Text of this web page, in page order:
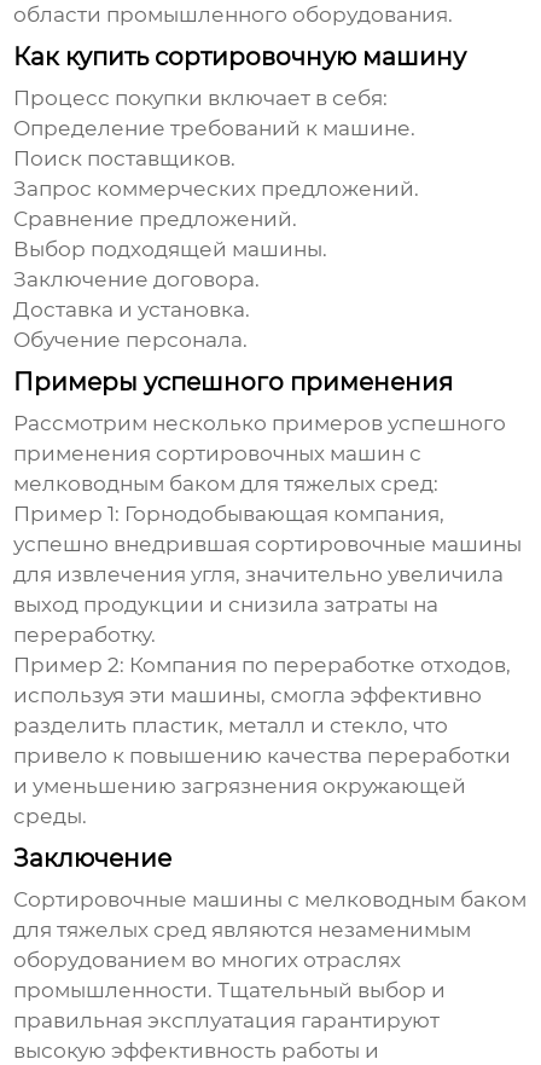
области промышленного оборудования.
Как купить сортировочную машину
Процесс покупки включает в себя:
Определение требований к машине.
Поиск поставщиков.
Запрос коммерческих предложений.
Сравнение предложений.
Выбор подходящей машины.
Заключение договора.
Доставка и установка.
Обучение персонала.
Примеры успешного применения
Рассмотрим несколько примеров успешного
применения сортировочных машин с
мелководным баком для тяжелых сред:
Пример 1: Горнодобывающая компания,
успешно внедрившая сортировочные машины
для извлечения угля, значительно увеличила
выход продукции и снизила затраты на
переработку.
Пример 2: Компания по переработке отходов,
используя эти машины, смогла эффективно
разделить пластик, металл и стекло, что
привело к повышению качества переработки
и уменьшению загрязнения окружающей
среды.
Заключение
Сортировочные машины с мелководным баком
для тяжелых сред являются незаменимым
оборудованием во многих отраслях
промышленности. Тщательный выбор и
правильная эксплуатация гарантируют
высокую эффективность работы и